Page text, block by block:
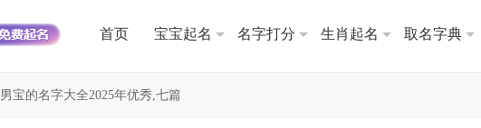
首页 宝宝起名 名字打分 生肖起名 取名字典
男宝的名字大全2025年优秀,七篇